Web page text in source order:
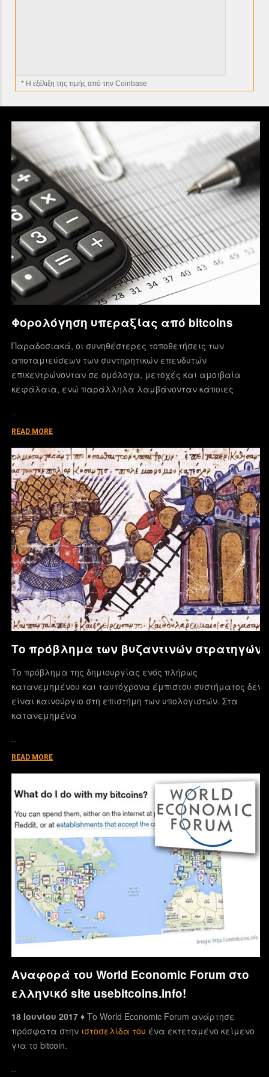
* H εξέλιξη της τιμής από την Coinbase
Φορολόγηση υπεραξίας από bitcoins
Παραδοσιακά, οι συνηθέστερες τοποθετήσεις των
αποταμιεύσεων των συντηρητικών επενδυτών
επικεντρώνονταν σε ομόλογα, μετοχές και αμοιβαία
κεφάλαια, ενώ παράλληλα λαμβάνονταν κάποιες
…
READ MORE
Το πρόβλημα των βυζαντινών στρατηγών
Το πρόβλημα της δημιουργίας ενός πλήρως
κατανεμημένου και ταυτόχρονα έμπιστου συστήματος δεν
είναι καινούργιο στη επιστήμη των υπολογιστών. Στα
κατανεμημένα
READ MORE
Αναφορά του World Economic Forum στο
ελληνικό site usebitcoins.info!
18 Ιουνίου 2017 ♦Το World Economic Forum ανάρτησε
πρόσφατα στην ιστοσελίδα του ένα εκτεταμένο κείμενο
για το bitcoin.